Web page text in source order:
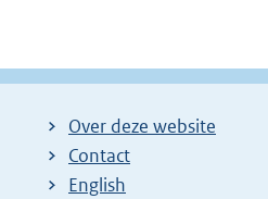
Over deze website
Contact
English